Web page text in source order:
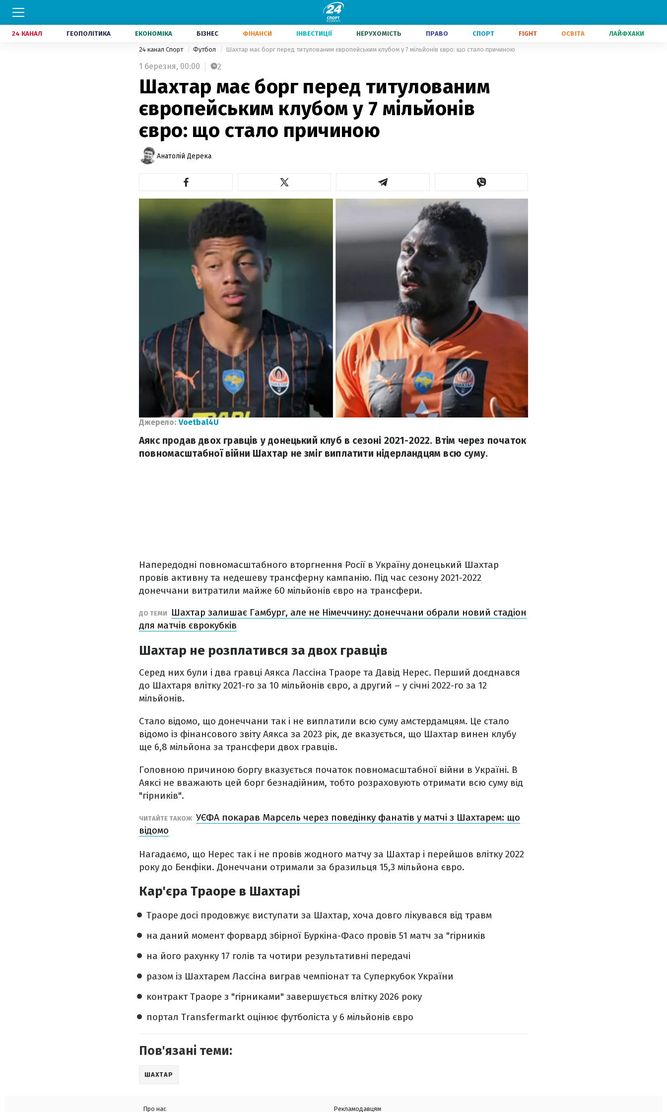
24 КАНАЛ ГЕОПОЛІТИКА ЕКОНОМІКА БІЗНЕС ФІНАНСИ ІНВЕСТИЦІЇ НЕРУХОМІСТЬ ПРАВО СПОРТ FIGHT ОСВІТА ЛАЙФХАКИ
24 канал Спорт Футбол Шахтар має борг перед титулованим європейським клубом у 7 мільйонів євро: що стало причиною
1 березня, 00:00 2
Шахтар має борг перед титулованим
європейським клубом у 7 мільйонів
євро: що стало причиною
Анатолій Дерека
Джерело: Voetbal4U
Аякс продав двох гравців у донецький клуб в сезоні 2021-2022. Втім через початок
повномасштабної війни Шахтар не зміг виплатити нідерландцям всю суму.
Напередодні повномасштабного вторгнення Росії в Україну донецький Шахтар
провів активну та недешеву трансферну кампанію. Під час сезону 2021-2022
донеччани витратили майже 60 мільйонів євро на трансфери.
ДО ТЕМИ
Шахтар залишає Гамбург, але не Німеччину: донеччани обрали новий стадіон
для матчів єврокубків
Шахтар не розплатився за двох гравців
Серед них були і два гравці Аякса Лассіна Траоре та Давід Нерес. Перший доєднався
до Шахтаря влітку 2021-го за 10 мільйонів євро, а другий – у січні 2022-го за 12
мільйонів.
Стало відомо, що донеччани так і не виплатили всю суму амстердамцям. Це стало
відомо із фінансового звіту Аякса за 2023 рік, де вказується, що Шахтар винен клубу
ще 6,8 мільйона за трансфери двох гравців.
Головною причиною боргу вказується початок повномасштабної війни в Україні. В
Аяксі не вважають цей борг безнадійним, тобто розраховують отримати всю суму від
"гірників".
ЧИТАЙТЕ ТАКОЖ УЄФА покарав Марсель через поведінку фанатів у матчі з Шахтарем: що
відомо
Нагадаємо, що Нерес так і не провів жодного матчу за Шахтар і перейшов влітку 2022
року до Бенфіки. Донеччани отримали за бразильця 15,3 мільйона євро.
Кар'єра Траоре в Шахтарі
Траоре досі продовжує виступати за Шахтар, хоча довго лікувався від травм
на даний момент форвард збірної Буркіна-Фасо провів 51 матч за "гірників
на його рахунку 17 голів та чотири результативні передачі
разом із Шахтарем Лассіна виграв чемпіонат та Суперкубок України
контракт Траоре з "гірниками" завершується влітку 2026 року
портал Transfermarkt оцінює футболіста у 6 мільйонів євро
Пов'язані теми:
ШАХТАР
Про нас
Рекламодавцям